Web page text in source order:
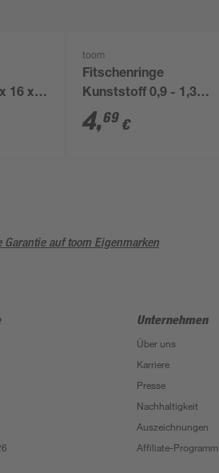
16 x 2
toom
Fitschenringe
Kunststoff 0,9 - 1,3
mm 12 Stück
4,69 €
Garantie auf toom Eigenmarken
Unternehmen
Über uns
Karriere
Presse
Nachhaltigkeit
Auszeichnungen
Affiliate-Programm